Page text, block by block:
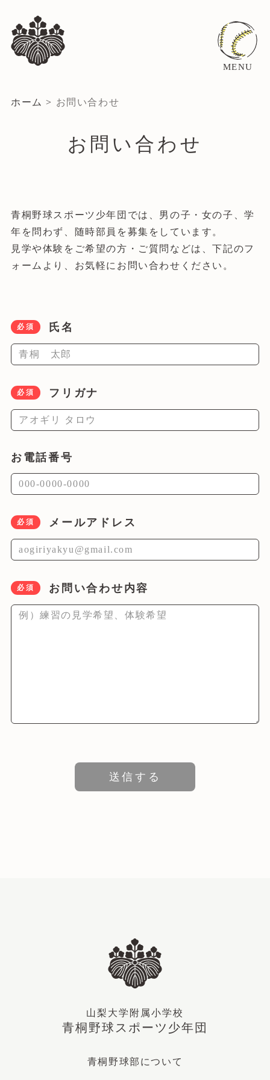
MENU
青桐野球部について
試合情報
ホーム > お問い合わせ
お問い合わせ
青桐野球スポーツ少年団では、男の子・女の子、学
年を問わず、随時部員を募集をしています。
見学や体験をご希望の方・ご質問などは、下記のフ
ォームより、お気軽にお問い合わせください。
必須 氏名
必須 フリガナ
お電話番号
必須 メールアドレス
必須 お問い合わせ内容
山梨大学附属小学校
青桐野球スポーツ少年団
青桐野球部について